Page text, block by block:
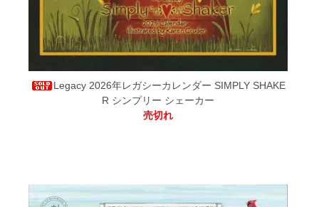
Legacy 2026年レガシーカレンダー SIMPLY SHAKE
R シンプリー シェーカー
売切れ